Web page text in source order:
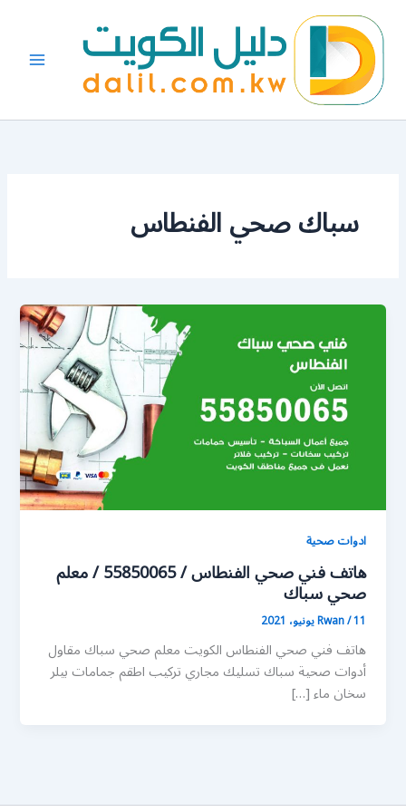
المحتوى
سباك صحي الفنطاس
ادوات صحية
هاتف فني صحي الفنطاس / 55850065 / معلم
صحي سباك
Rwan/11 يونيو، 2021
هاتف فني صحي الفنطاس الكويت معلم صحي سباك مقاول
أدوات صحية سباك تسليك مجاري تركيب اطقم جمامات بيلر
سخان ماء […]